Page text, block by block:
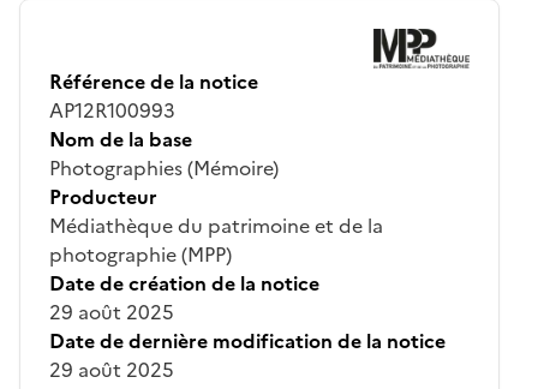
Référence de la notice
AP12R100993
Nom de la base
Photographies (Mémoire)
Producteur
Médiathèque du patrimoine et de la
photographie (MPP)
Date de création de la notice
29 août 2025
Date de dernière modification de la notice
29 août 2025